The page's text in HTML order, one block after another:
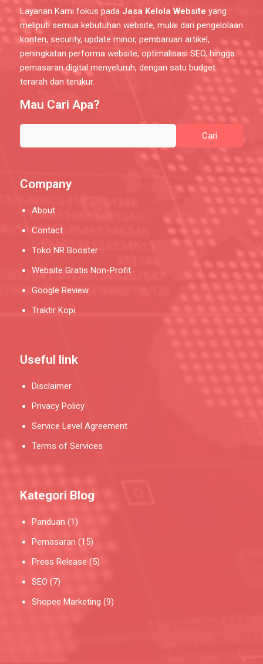
Layanan Kami fokus pada Jasa Kelola Website yang
meliputi semua kebutuhan website, mulai dari pengelolaan
konten, security, update minor, pembaruan artikel,
peningkatan performa website, optimalisasi SEO, hingga
pemasaran digital menyeluruh, dengan satu budget
terarah dan terukur.
Mau Cari Apa?
Company
About
Contact
Toko NR Booster
Website Gratis Non-Profit
Google Review
Traktir Kopi
Useful link
Disclaimer
Privacy Policy
Service Level Agreement
Terms of Services
Kategori Blog
Panduan (1)
Pemasaran (15)
Press Release (5)
SEO (7)
Shopee Marketing (9)